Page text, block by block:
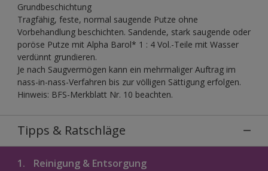
Grundbeschichtung
Tragfähig, feste, normal saugende Putze ohne
Vorbehandlung beschichten. Sandende, stark saugende oder
poröse Putze mit Alpha Barol* 1 : 4 Vol.-Teile mit Wasser
verdünnt grundieren.
Je nach Saugvermögen kann ein mehrmaliger Auftrag im
nass-in-nass-Verfahren bis zur völligen Sättigung erfolgen.
Hinweis: BFS-Merkblatt Nr. 10 beachten.
Tipps & Ratschläge
1. Reinigung & Entsorgung